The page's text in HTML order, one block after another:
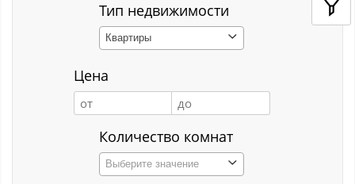
Костенково
Красная Горка
Красная Орловка
Тип недвижимости
Квартиры
Цена
Количество комнат
Выберите значение